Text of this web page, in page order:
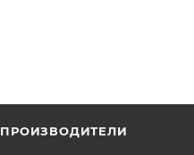
ПРОИЗВОДИТЕЛИ